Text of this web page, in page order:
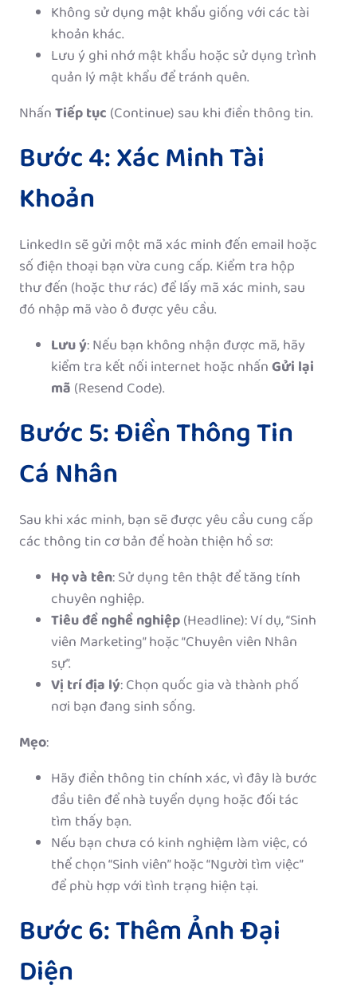
Không sử dụng mật khẩu giống với các tài
khoản khác.
Lưu ý ghi nhớ mật khẩu hoặc sử dụng trình
quản lý mật khẩu để tránh quên.
NhấnTiếp tục (Continue) sau khi điền thông tin.
Bước 4: Xác Minh Tài
Khoản
LinkedIn sẽ gửi một mã xác minh đến email hoặc
số điện thoại bạn vừa cung cấp. Kiểm tra hộp
thư đến (hoặc thư rác) để lấy mã xác minh, sau
đó nhập mã vào ô được yêu cầu.
Lưu ý: Nếu bạn không nhận được mã, hãy
kiểm tra kết nối internet hoặc nhấnGửi lại
mã (Resend Code).
Bước 5: Điền Thông Tin
Cá Nhân
Sau khi xác minh, bạn sẽ được yêu cầu cung cấp
các thông tin cơ bản để hoàn thiện hồ sơ:
Họ và tên: Sử dụng tên thật để tăng tính
chuyên nghiệp.
Tiêu đề nghề nghiệp(Headline): Ví dụ, “Sinh
viên Marketing” hoặc “Chuyên viên Nhân
sự”.
Vị trí địa lý: Chọn quốc gia và thành phố
nơi bạn đang sinh sống.
Mẹo:
Hãy điền thông tin chính xác, vì đây là bước
đầu tiên để nhà tuyển dụng hoặc đối tác
tìm thấy bạn.
Nếu bạn chưa có kinh nghiệm làm việc, có
thể chọn “Sinh viên” hoặc “Người tìm việc”
để phù hợp với tình trạng hiện tại.
Bước 6: Thêm Ảnh Đại
Diện